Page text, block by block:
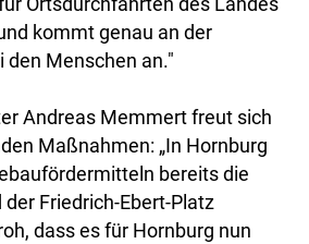
Ortsdurchfahrten des Landes
kommt genau an der
den Menschen an."
Andreas Memmert freut sich
Maßnahmen: „In Hornburg
bereits die
Friedrich-Ebert-Platz
dass es für Hornburg nun